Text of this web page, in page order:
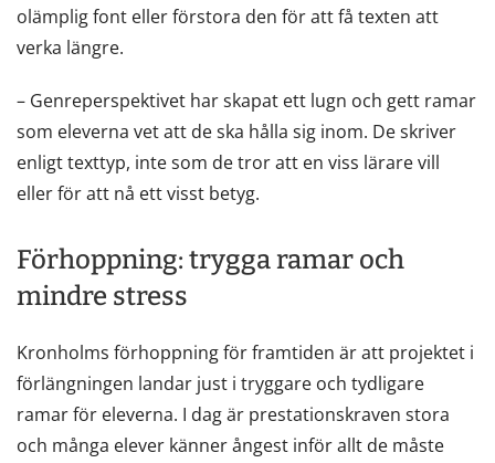
olämplig font eller förstora den för att få texten att
verka längre.
– Genreperspektivet har skapat ett lugn och gett ramar
som eleverna vet att de ska hålla sig inom. De skriver
enligt texttyp, inte som de tror att en viss lärare vill
eller för att nå ett visst betyg.
Förhoppning: trygga ramar och
mindre stress
Kronholms förhoppning för framtiden är att projektet i
förlängningen landar just i tryggare och tydligare
ramar för eleverna. I dag är prestationskraven stora
och många elever känner ångest inför allt de måste